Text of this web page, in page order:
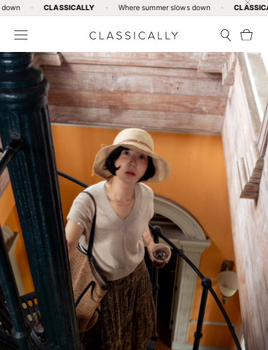
CLASSICALLY · Where summer slows down · CLASSICALLY ·